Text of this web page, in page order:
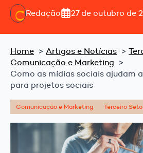
Redação 27 de outubro de
Home Artigos e Notícias
Comunicação e Marketing
Como as mídias sociais ajudam
para projetos sociais
Comunicação e Marketing Terceiro